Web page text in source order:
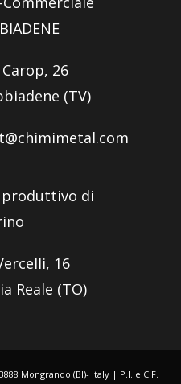
26
(TV)
di
16
Reale (TO)
Mongrando (BI)- Italy | P.I. e C.F.